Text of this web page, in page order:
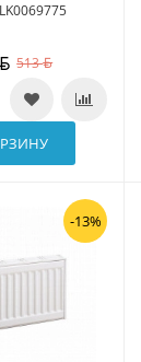
513
-13%